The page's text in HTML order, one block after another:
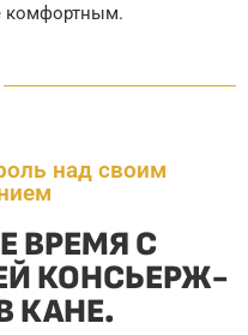
комфортным.
над своим
ВРЕМЯ С
КОНСЬЕРЖ-
КАНЕ.